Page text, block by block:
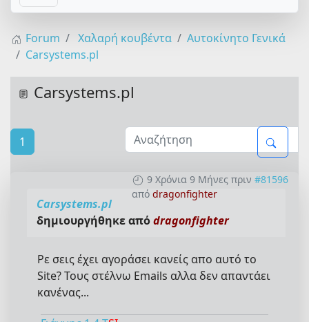
Forum Χαλαρή κουβέντα
Αυτοκίνητο Γενικά
Carsystems.pl
Carsystems.pl
1
9 Χρόνια 9 Μήνες πριν #81596
από dragonfighter
Carsystems.pl
δημιουργήθηκε απόdragonfighter
Ρε σεις έχει αγοράσει κανείς απο αυτό το
Site? Τους στέλνω Emails αλλα δεν απαντάει
κανένας...